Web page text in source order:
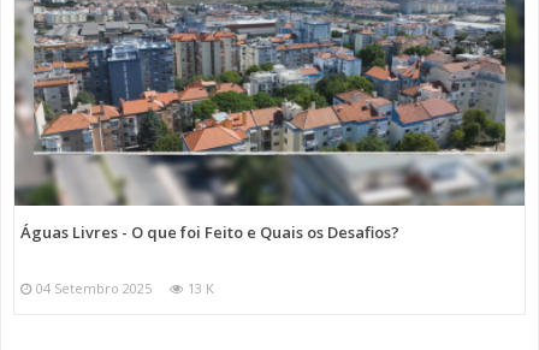
Águas Livres - O que foi Feito e Quais os Desafios?
04 Setembro 2025 13 K